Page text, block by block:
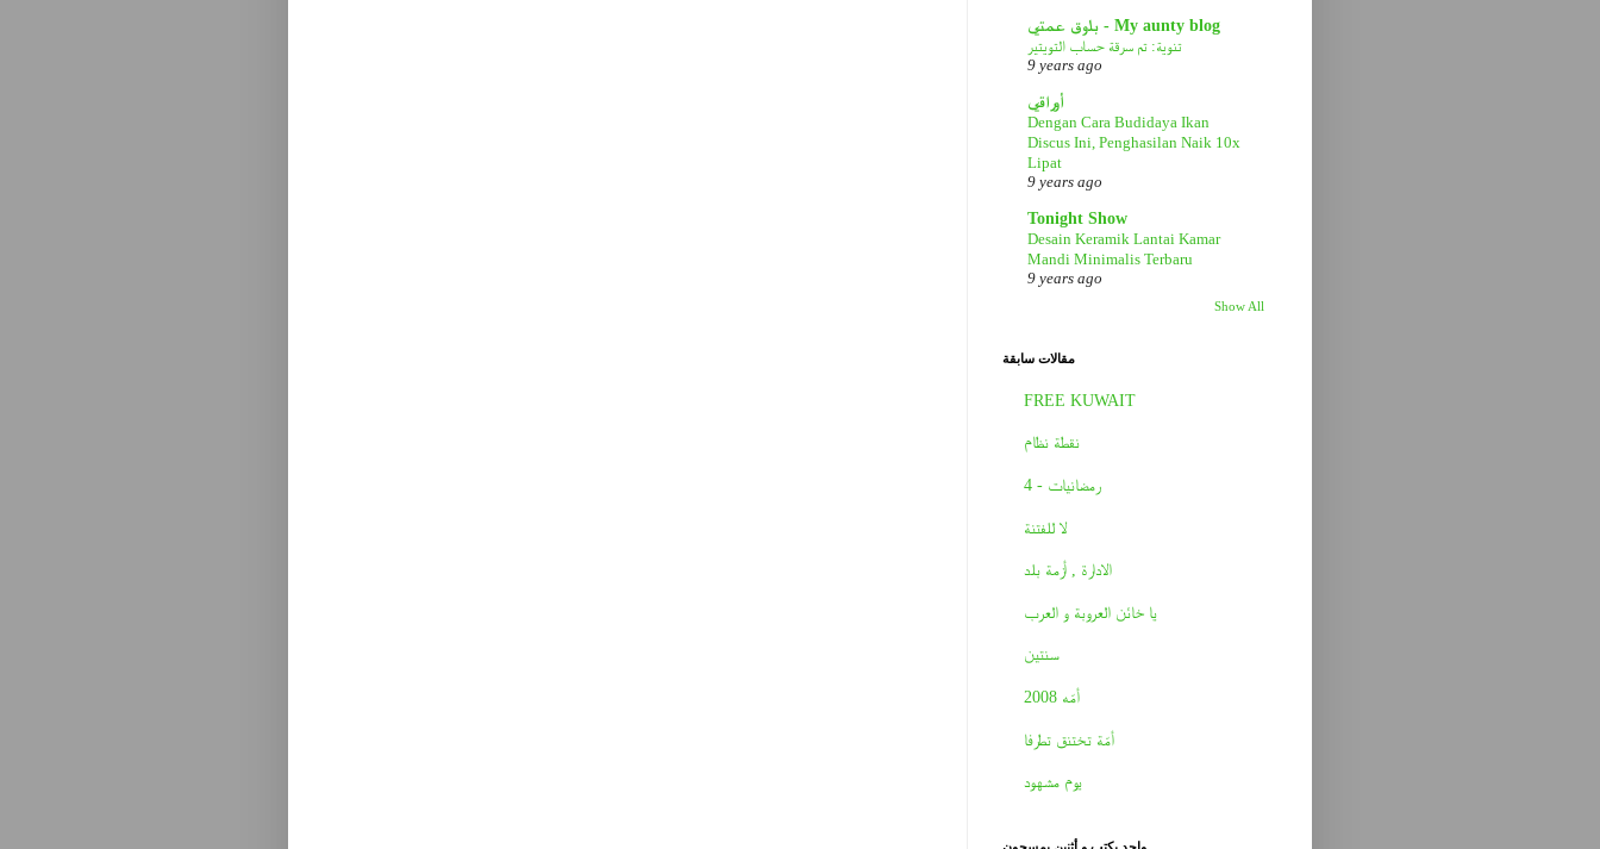
بلوق عمتي - My aunty blog
تنوية: تم سرقة حساب التويتير
9 years ago
أوراقي
Dengan Cara Budidaya Ikan
Discus Ini, Penghasilan Naik 10x
Lipat
9 years ago
Tonight Show
Desain Keramik Lantai Kamar
Mandi Minimalis Terbaru
9 years ago
Show All
مقالات سابقة
FREE KUWAIT
نقطة نظام
رمضانيات - 4
لا للفتنة
الادارة , أزمة بلد
يا خائن العروبة و العرب
سنتين
أمّه 2008
أمّة تختنق تطرفا
يوم مشهود